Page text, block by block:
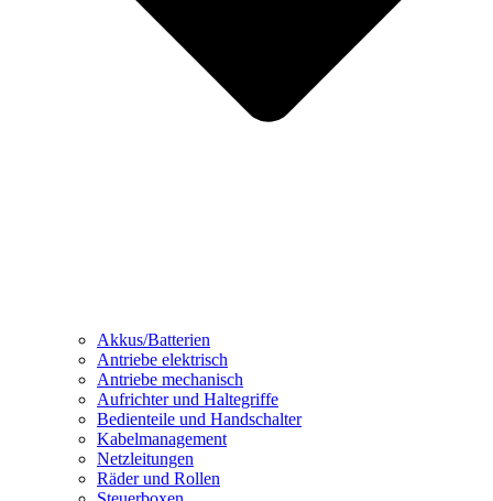
Akkus/Batterien
Antriebe elektrisch
Antriebe mechanisch
Aufrichter und Haltegriffe
Bedienteile und Handschalter
Kabelmanagement
Netzleitungen
Räder und Rollen